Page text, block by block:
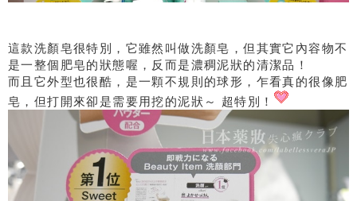
這款洗顏皂很特別，它雖然叫做洗顏皂，但其實它內容物不
是一整個肥皂的狀態喔，反而是濃稠泥狀的清潔品！
而且它外型也很酷，是一顆不規則的球形，乍看真的很像肥
皂，但打開來卻是需要用挖的泥狀～ 超特別！